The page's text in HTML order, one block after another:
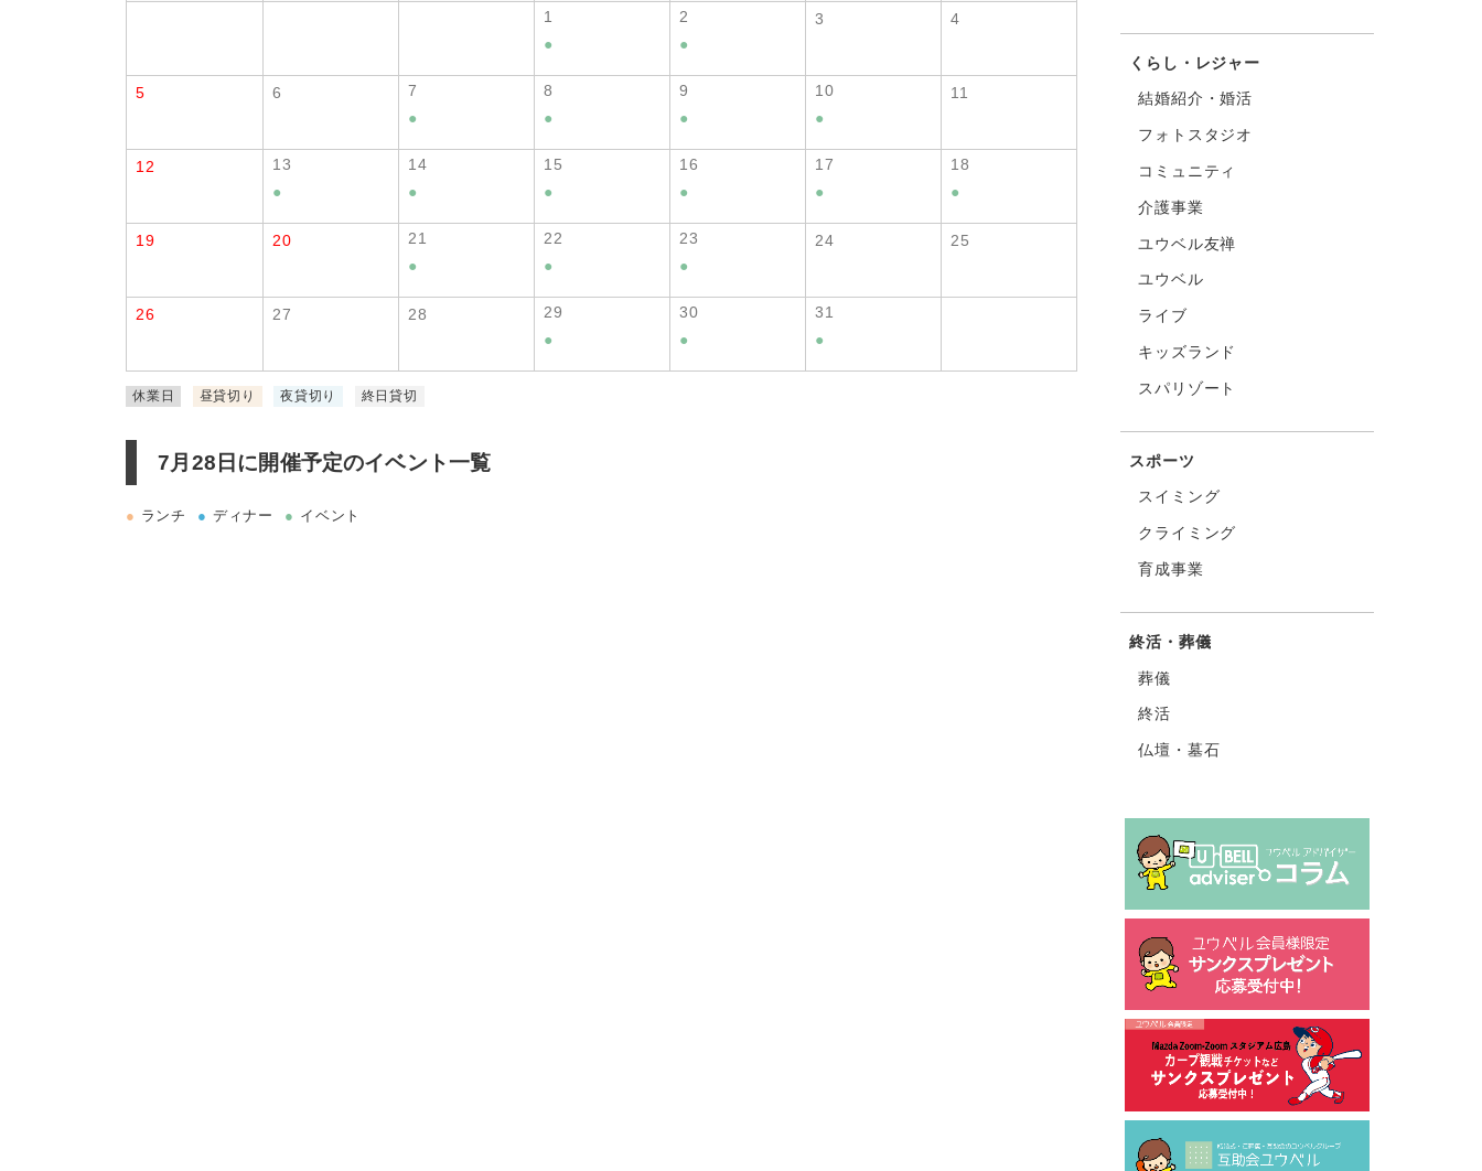
1
●
2
●
3 4
5 6
7
●
8
●
9
●
10
●
11
12
13
●
14
●
15
●
16
●
17
●
18
●
19 20
21
●
22
●
23
●
24 25
26 27 28
29
●
30
●
31
●
休業日 昼貸切り 夜貸切り 終日貸切
7月28日に開催予定のイベント一覧
● ランチ ● ディナー ● イベント
くらし・レジャー
結婚紹介・婚活
フォトスタジオ
コミュニティ
介護事業
ユウベル友禅
ユウベル
ライブ
キッズランド
スパリゾート
スポーツ
スイミング
クライミング
育成事業
終活・葬儀
葬儀
終活
仏壇・墓石